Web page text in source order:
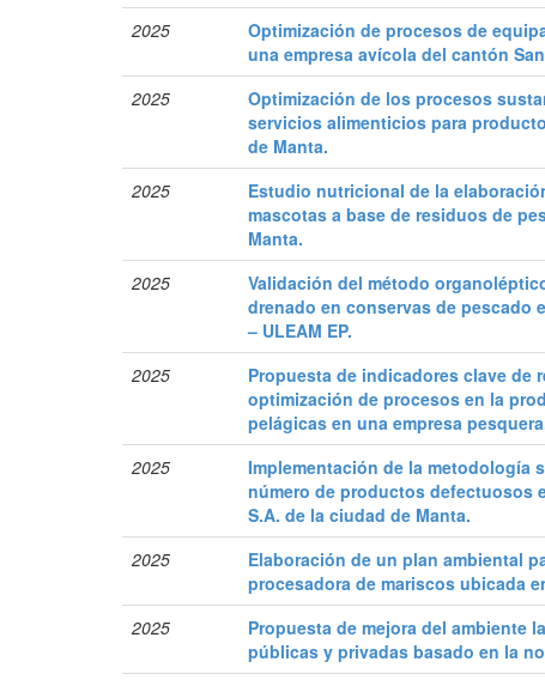
2025
Optimización de procesos de
una empresa avícola del cantón
2025
Optimización de los procesos
servicios alimenticios para
de Manta.
2025
Estudio nutricional de la
mascotas a base de residuos de
Manta.
2025
Validación del método
drenado en conservas de pescado
– ULEAM EP.
2025
Propuesta de indicadores clave de
optimización de procesos en la
pelágicas en una empresa
2025
Implementación de la metodología
número de productos defectuosos
S.A. de la ciudad de Manta.
2025
Elaboración de un plan ambiental
procesadora de mariscos ubicada
2025
Propuesta de mejora del ambiente
públicas y privadas basado en la